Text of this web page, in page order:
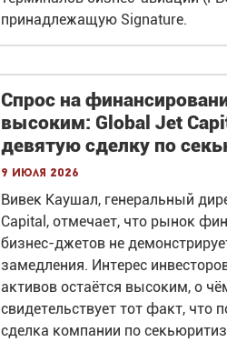
принадлежащую Signature.
Спрос на
высоким: Global Jet
девятую сделку по
9 июля 2026
Вивек Каушал, генеральный
Capital, отмечает, что рынок
бизнес-джетов не
замедления. Интерес
активов остаётся высоким, о
свидетельствует тот факт, что
сделка компании по